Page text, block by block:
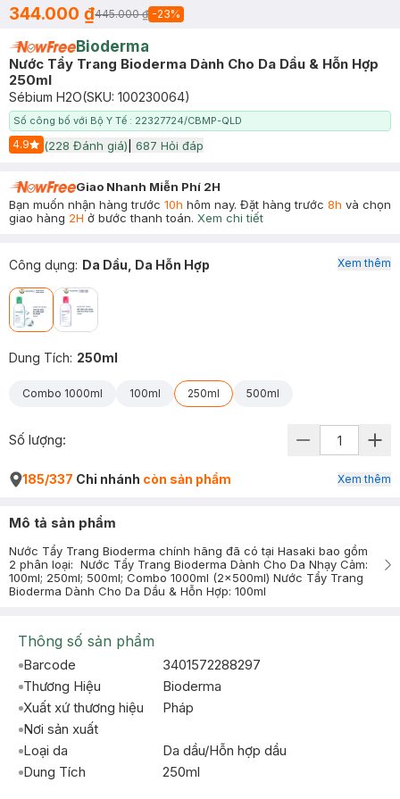
344.000 ₫445.000 ₫ -23%
Bioderma
Nước Tẩy Trang Bioderma Dành Cho Da Dầu & Hỗn Hợp
250ml
Sébium H2O(SKU: 100230064)
Số công bố với Bộ Y Tế : 22327724/CBMP-QLD
4.9
Start Icon
(228 Đánh giá) 687 Hỏi đáp
Giao Nhanh Miễn Phí 2H
Bạn muốn nhận hàng trước 10h hôm nay. Đặt hàng trước 8h và chọn
giao hàng 2H ở bước thanh toán. Xem chi tiết
Công dụng: Da Dầu, Da Hỗn Hợp
Dung Tích: 250ml
Combo 1000ml 100ml 250ml 500ml
Xem thêm
Số lượng:
185/337 Chi nhánh còn sản phẩm Xem thêm
Mô tả sản phẩm
Nước Tẩy Trang Bioderma chính hãng đã có tại Hasaki bao gồm
2 phân loại: Nước Tẩy Trang Bioderma Dành Cho Da Nhạy Cảm:
100ml; 250ml; 500ml; Combo 1000ml (2x500ml) Nước Tẩy Trang
Bioderma Dành Cho Da Dầu & Hỗn Hợp: 100ml
Thông số sản phẩm
Barcode
3401572288297
Thương Hiệu
Bioderma
Xuất xứ thương hiệu
Pháp
Nơi sản xuất
Loại da
Da dầu/Hỗn hợp dầu
Dung Tích
250ml